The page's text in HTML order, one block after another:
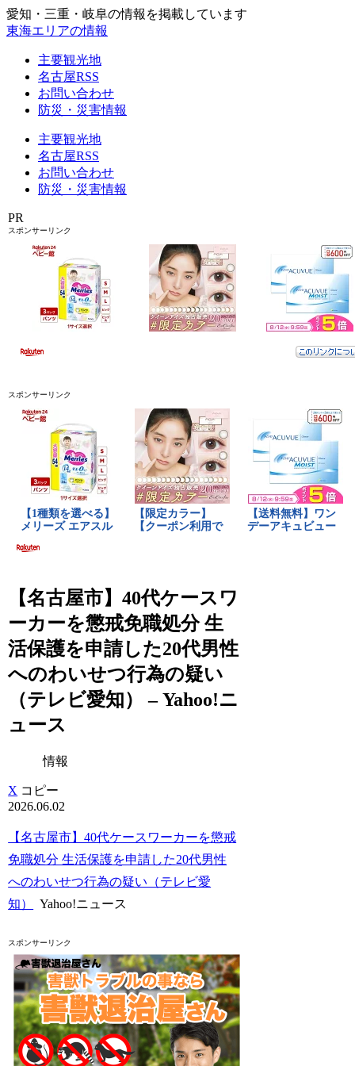
愛知・三重・岐阜の情報を掲載しています
東海エリアの情報
主要観光地
名古屋RSS
お問い合わせ
防災・災害情報
主要観光地
名古屋RSS
お問い合わせ
防災・災害情報
PR
スポンサーリンク
スポンサーリンク
【名古屋市】40代ケースワ
ーカーを懲戒免職処分 生
活保護を申請した20代男性
へのわいせつ行為の疑い
（テレビ愛知） – Yahoo!ニ
ュース
情報
X コピー
2026.06.02
【名古屋市】40代ケースワーカーを懲戒
免職処分 生活保護を申請した20代男性
へのわいせつ行為の疑い（テレビ愛
知）
Yahoo!ニュース
スポンサーリンク